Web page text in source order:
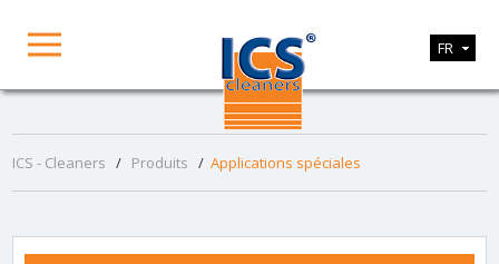
FR
ICS - Cleaners / Produits /Applications spéciales